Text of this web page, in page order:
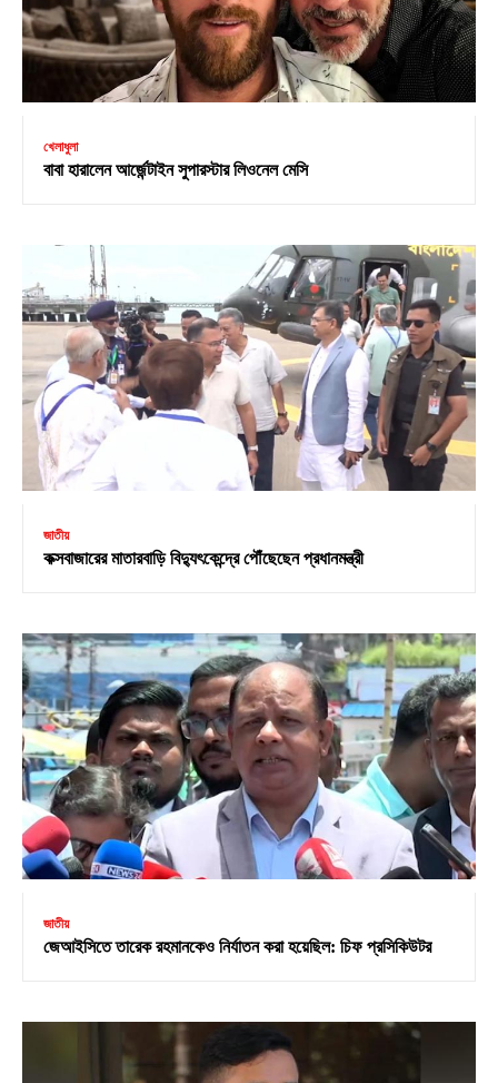
খেলাধুলা
বাবা হারালেন আর্জেন্টাইন সুপারস্টার লিওনেল মেসি
জাতীয়
কক্সবাজারের মাতারবাড়ি বিদ্যুৎকেন্দ্রে পৌঁছেছেন প্রধানমন্ত্রী
জাতীয়
জেআইসিতে তারেক রহমানকেও নির্যাতন করা হয়েছিল: চিফ প্রসিকিউটর